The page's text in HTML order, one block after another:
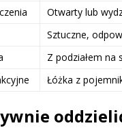
Otwarty lub
Sztuczne,
Z podziałem na
Łóżka z